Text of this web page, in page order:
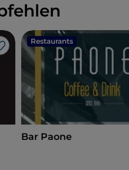
Restaurants
Bar Paone